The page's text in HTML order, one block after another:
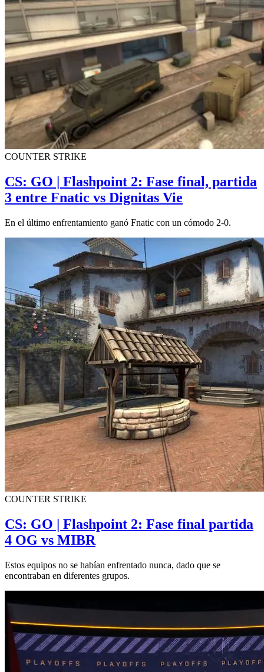
COUNTER STRIKE
CS: GO | Flashpoint 2: Fase final, partida
3 entre Fnatic vs Dignitas Vie
En el último enfrentamiento ganó Fnatic con un cómodo 2-0.
COUNTER STRIKE
CS: GO | Flashpoint 2: Fase final partida
4 OG vs MIBR
Estos equipos no se habían enfrentado nunca, dado que se
encontraban en diferentes grupos.